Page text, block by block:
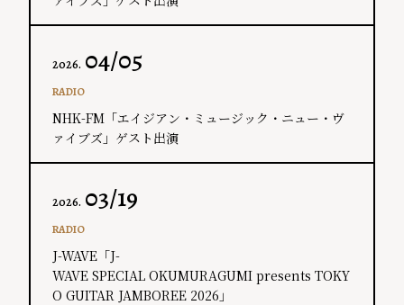
2026. 04/05
RADIO
NHK-FM「エイジアン・ミュージック・ニュー・ヴ
ァイブズ」ゲスト出演
2026. 03/19
RADIO
J-WAVE「J-
WAVE SPECIAL OKUMURAGUMI presents TOKY
O GUITAR JAMBOREE 2026」